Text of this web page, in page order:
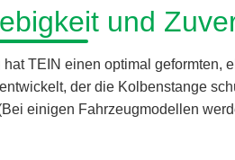
und
TEIN einen optimal geformten,
der die Kolbenstange
einigen Fahrzeugmodellen